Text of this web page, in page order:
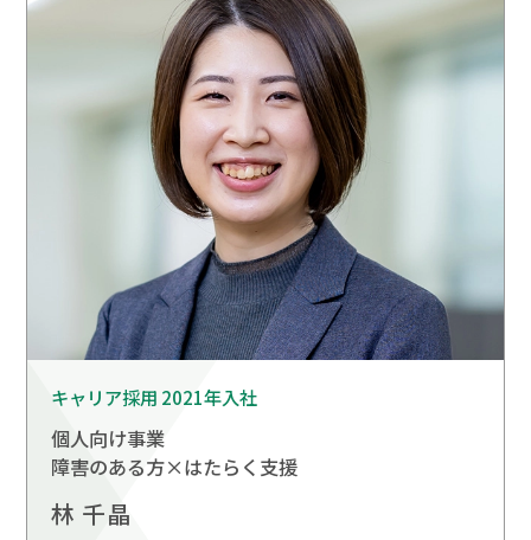
キャリア採用 2021年入社
個人向け事業
障害のある方×はたらく支援
林 千晶